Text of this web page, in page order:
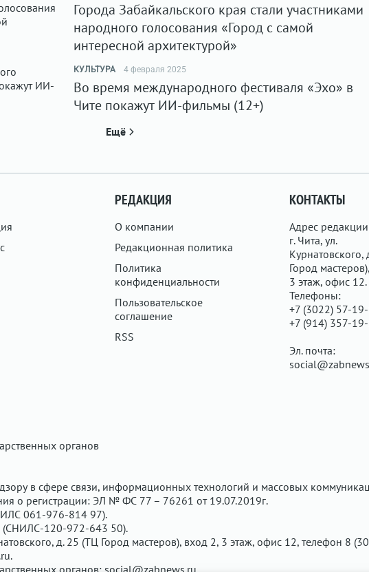
Города Забайкальского края стали участниками
народного голосования «Город с самой
интересной архитектурой»
КУЛЬТУРА 4 февраля 2025
Во время международного фестиваля «Эхо» в
Чите покажут ИИ-фильмы (12+)
Ещё
РЕДАКЦИЯ
О компании
Редакционная политика
Политика
конфиденциальности
Пользовательское
соглашение
RSS
КОНТАКТЫ
Адрес
г. Чита, ул.
Курнатовского,
Город
3 этаж, офис 12.
Телефоны:
+7 (3022) 57-
+7 (914) 357-
Эл. почта:
органов
в сфере связи, информационных технологий и массовых
о регистрации: ЭЛ № ФС 77 – 76261 от 19.07.2019г.
061-976-814 97).
(СНИЛС-120-972-643 50).
д. 25 (ТЦ Город мастеров), вход 2, 3 этаж, офис 12, телефон 8
.
органов: social@zabnews.ru